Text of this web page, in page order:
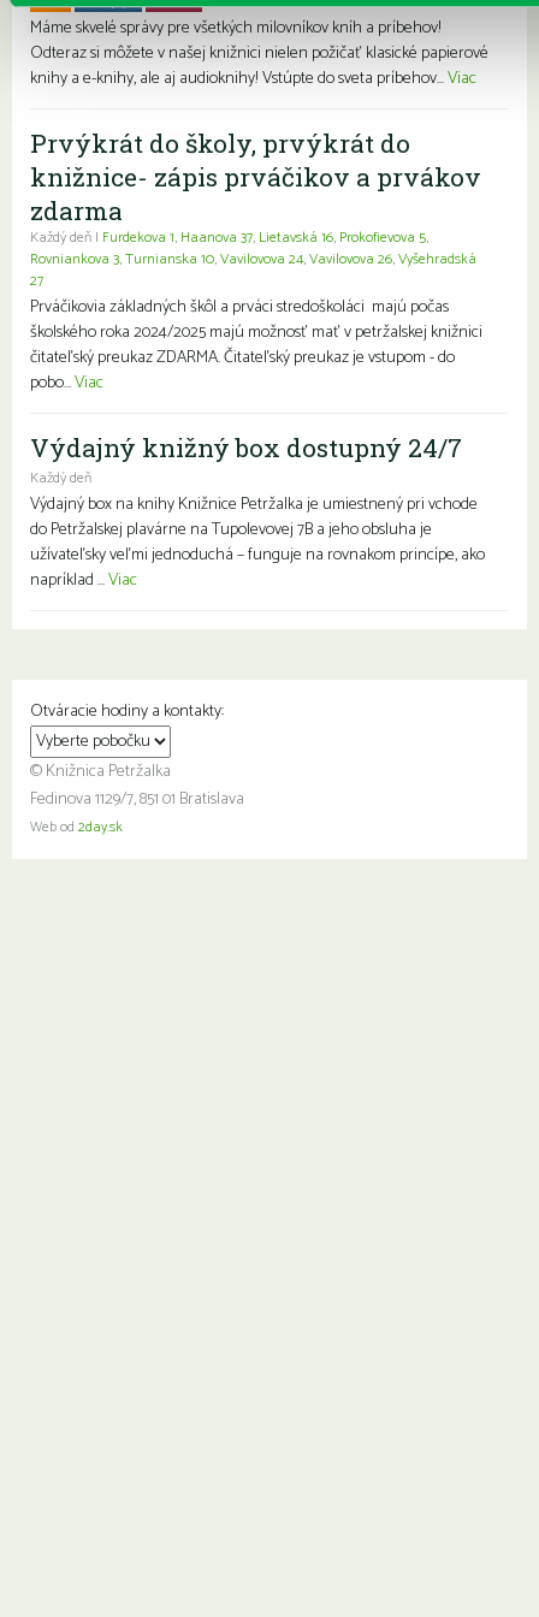
Máme skvelé správy pre všetkých milovníkov kníh a príbehov!
Odteraz si môžete v našej knižnici nielen požičať klasické papierové
knihy a e-knihy, ale aj audioknihy! Vstúpte do sveta príbehov...Viac
Prvýkrát do školy, prvýkrát do
knižnice- zápis prváčikov a prvákov
zdarma
Každý deň | Furdekova 1, Haanova 37, Lietavská 16, Prokofievova 5,
Rovniankova 3,Turnianska 10,Vavilovova 24,Vavilovova 26,Vyšehradská
27
Prváčikovia základných škôl a prváci stredoškoláci majú počas
školského roka 2024/2025 majú možnosť mať v petržalskej knižnici
čitateľský preukaz ZDARMA. Čitateľský preukaz je vstupom - do
pobo...Viac
Výdajný knižný box dostupný 24/7
Každý deň
Výdajný box na knihy Knižnice Petržalka je umiestnený pri vchode
do Petržalskej plavárne na Tupolevovej 7B a jeho obsluha je
užívateľsky veľmi jednoduchá – funguje na rovnakom princípe, ako
napríklad ...Viac
Otváracie hodiny a kontakty:
© Knižnica Petržalka
Fedinova 1129/7, 851 01 Bratislava
Web od 2day.sk